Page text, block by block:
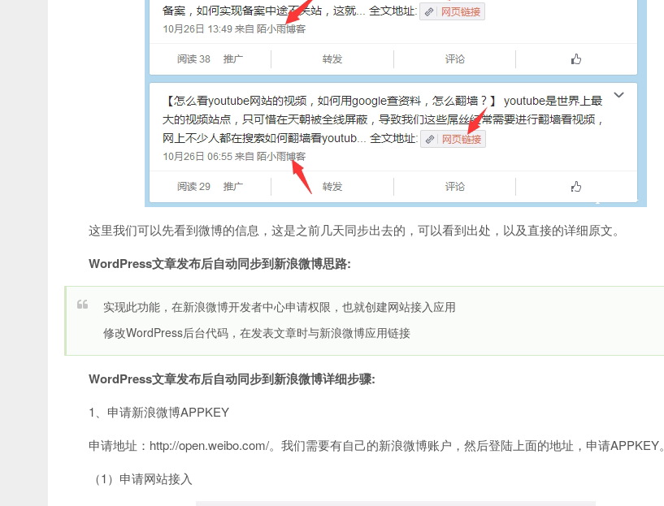
这里我们可以先看到微博的信息，这是之前几天同步出去的，可以看到出处，以及直接的详细原文。
WordPress文章发布后自动同步到新浪微博思路:
实现此功能，在新浪微博开发者中心申请权限，也就创建网站接入应用
修改WordPress后台代码，在发表文章时与新浪微博应用链接
WordPress文章发布后自动同步到新浪微博详细步骤:
1、申请新浪微博APPKEY
申请地址：http://open.weibo.com/。我们需要有自己的新浪微博账户，然后登陆上面的地址，申请APPKEY。
（1）申请网站接入